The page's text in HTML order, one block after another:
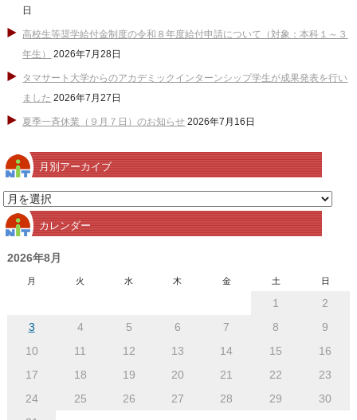
日
高校生等奨学給付金制度の令和８年度給付申請について（対象：本科１～３
年生）
2026年7月28日
タマサート大学からのアカデミックインターンシップ学生が成果発表を行い
ました 2026年7月27日
夏季一斉休業（９月７日）のお知らせ 2026年7月16日
月別アーカイブ
月
別
ア
ー
カレンダー
2026年8月
月 火 水 木 金 土 日
1
2
3
4 5 6 7 8
9
10
11 12 13 14 15
16
17
18 19 20 21 22
23
24
25 26 27 28 29
30